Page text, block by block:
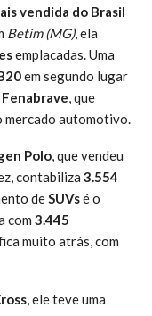
vendida do Brasil
Betim (MG), ela
emplacadas. Uma
em segundo lugar
Fenabrave, que
mercado automotivo.
Polo, que vendeu
contabiliza 3.554
deSUVsé o
com 3.445
muito atrás, com
, ele teve uma